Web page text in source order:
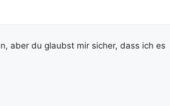
aber du glaubst mir sicher, dass ich es